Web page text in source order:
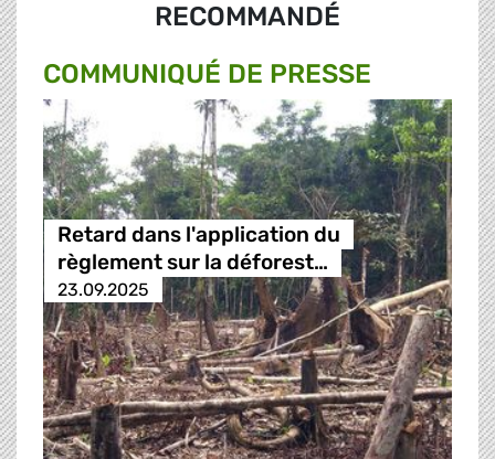
RECOMMANDÉ
COMMUNIQUÉ DE PRESSE
Retard dans l'application du
règlement sur la déforest…
23.09.2025